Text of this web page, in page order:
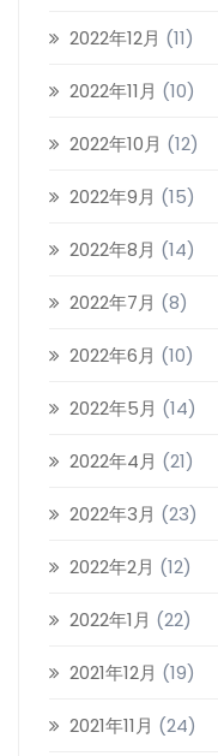
2022年12月 (11)
2022年11月 (10)
2022年10月 (12)
2022年9月 (15)
2022年8月 (14)
2022年7月 (8)
2022年6月 (10)
2022年5月 (14)
2022年4月 (21)
2022年3月 (23)
2022年2月 (12)
2022年1月 (22)
2021年12月 (19)
2021年11月 (24)